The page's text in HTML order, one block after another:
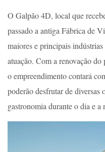
O Galpão 4D, local que
passado a antiga Fábrica de
maiores e principais
atuação. Com a renovação
o empreendimento contará
poderão desfrutar de diversas
gastronomia durante o dia e a